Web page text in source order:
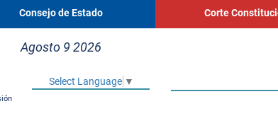
Consejo de Estado Corte
Agosto 9 2026
Select Language ▼